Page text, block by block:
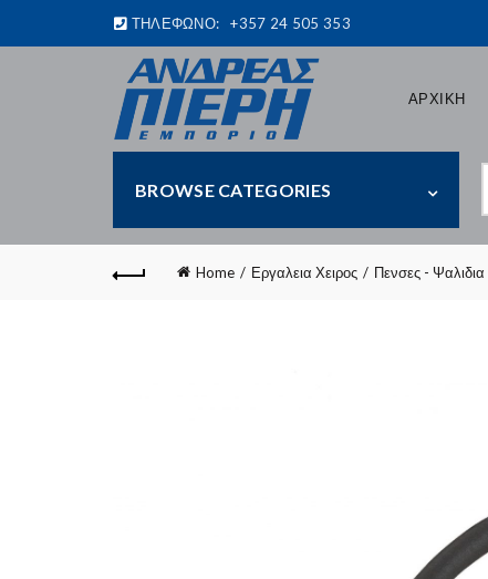
ΤΗΛΕΦΩΝΟ: +357 24 505 353
ΑΡΧΙΚΗ
BROWSE CATEGORIES
Home Εργαλεια Χειρος Πενσες - Ψαλιδια